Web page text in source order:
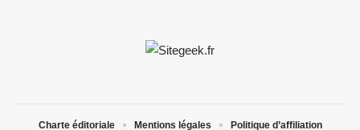
Charte éditoriale Mentions légales
Politique d’affiliation